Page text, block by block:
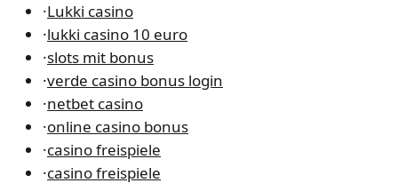
·Lukki casino
·lukki casino 10 euro
·slots mit bonus
·verde casino bonus login
·netbet casino
·online casino bonus
·casino freispiele
·casino freispiele